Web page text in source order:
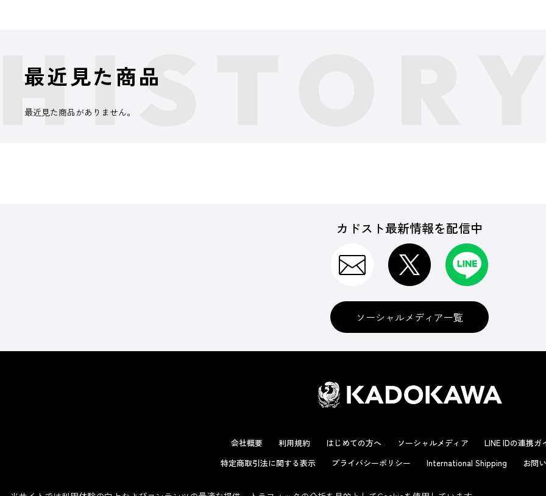
最近見た商品
最近見た商品がありません。
カドスト最新情報を配信中
ソーシャルメディア一覧
会社概要 利用規約 はじめての方へ ソーシャルメディア LINE IDの連携ガ
特定商取引法に関する表示
プライバシーポリシー International Shipping お問